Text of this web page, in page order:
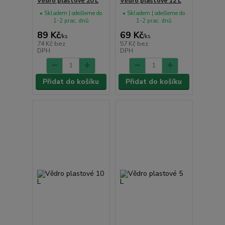
89 Kč/ks
74 Kč bez
DPH
• Skladem | odešleme do
1-2 prac. dnů
Přidat do košíku
69 Kč/ks
57 Kč bez
DPH
• Skladem | odešleme do
1-2 prac. dnů
Přidat do košíku